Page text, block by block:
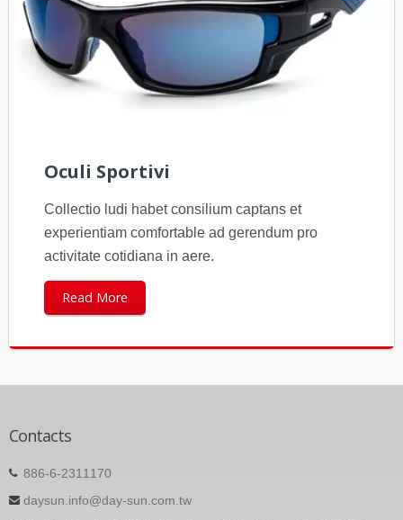
Oculi Sportivi
Collectio ludi habet consilium captans et
experientiam comfortable ad gerendum pro
activitate cotidiana in aere.
Read More
Contacts
886-6-2311170
daysun.info@day-sun.com.tw